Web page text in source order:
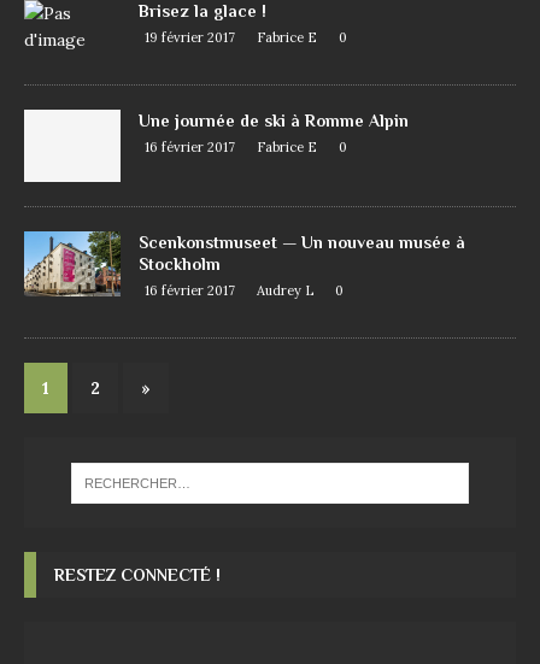
Brisez la glace !
19 février 2017 Fabrice E 0
Une journée de ski à Romme Alpin
16 février 2017 Fabrice E 0
Scenkonstmuseet — Un nouveau musée à
Stockholm
16 février 2017 Audrey L 0
1 2 »
RESTEZ CONNECTÉ !